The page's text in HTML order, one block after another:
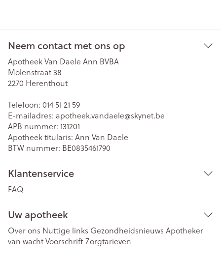
Neem contact met ons op
Apotheek Van Daele Ann BVBA
Molenstraat 38
2270 Herenthout
Telefoon: 014 51 21 59
E-mailadres: apotheek.vandaele@skynet.be
APB nummer: 131201
Apotheek titularis: Ann Van Daele
BTW nummer: BE0835461790
Klantenservice
FAQ
Uw apotheek
Over ons Nuttige links Gezondheidsnieuws Apotheker
van wachtVoorschriftZorgtarieven